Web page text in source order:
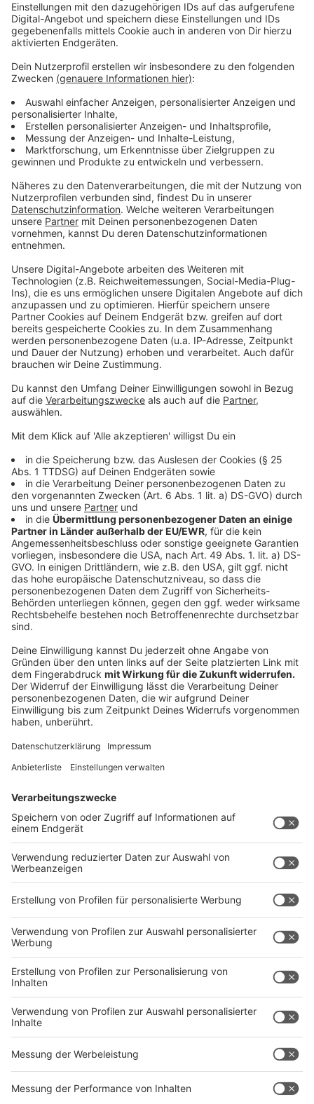
Ennepetal, Kölner Str. 205, montags bis freitags 12 bis
19 Uhr, samstags/sonntags von 9 bis 16 Uhr
Einmal wöchentlich geöffnete stationäre
Impfstellen
Breckerfeld, Martin-Luther-Haus, Martin-Luther-Str. 3,
mittwochs, 9 bis 15 Uhr
9 bis 15 Uhr
Hattingen, Kurzzeitpflege am Evangelischen
Krankenhaus, Waldstraße 47, donnerstags 9 bis 15 Uhr
Herdecke, Kulturhaus, Goethestr. 14, freitags 9 bis 15
Uhr
Sprockhövel, Sporthalle Haßlinghausen, Geschwister-
Scholl-Str. 12, sonntags 9 bis 15 Uhr
Wetter, Rathaus II, Veranstaltungsraum/Eingang
Bahnhofstraße gegenüber den ÖPNV-Haltestellen,
Kaiserstr. 70, dienstags 9 bis 15 Uhr
(Start am 11. Dezember, Öffnung am 25. Dezember
und 1. Januar noch unklar)
Impfbus Fahrplan
Dienstag, 7. Dezember, 9 bis 15 Uhr VHS, Mittelstraße
88, Gevelsberg
Donnerstag, 9. Dezember 12 bis 19 Uhr Innenstadt
Schwelm
Freitag, 10. Dezember, 12 bis 19 Uhr, Rathausplatz 16,
Hattingen